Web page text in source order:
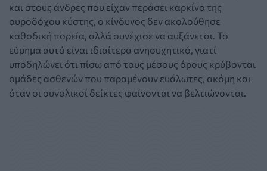
και στους άνδρες που είχαν περάσει καρκίνο της
ουροδόχου κύστης, ο κίνδυνος δεν ακολούθησε
καθοδική πορεία, αλλά συνέχισε να αυξάνεται. Το
εύρημα αυτό είναι ιδιαίτερα ανησυχητικό, γιατί
υποδηλώνει ότι πίσω από τους μέσους όρους κρύβονται
ομάδες ασθενών που παραμένουν ευάλωτες, ακόμη και
όταν οι συνολικοί δείκτες φαίνονται να βελτιώνονται.